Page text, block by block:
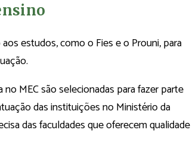
estudos, como o Fies e o Prouni, para
MEC são selecionadas para fazer parte
das instituições no Ministério da
das faculdades que oferecem qualidade